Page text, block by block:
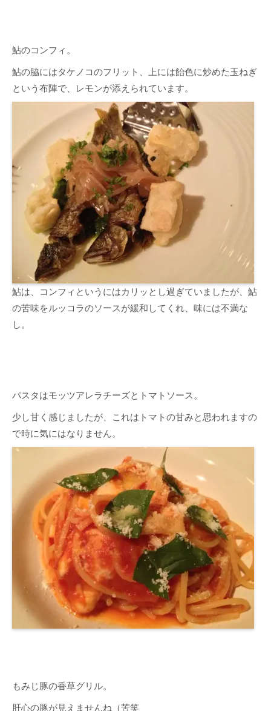
鮎のコンフィ。
鮎の脇にはタケノコのフリット、上には飴色に炒めた玉ねぎ
という布陣で、レモンが添えられています。
鮎は、コンフィというにはカリッとし過ぎていましたが、鮎
の苦味をルッコラのソースが緩和してくれ、味には不満な
し。
パスタはモッツアレラチーズとトマトソース。
少し甘く感じましたが、これはトマトの甘みと思われますの
で時に気にはなりません。
もみじ豚の香草グリル。
肝心の豚が見えませんね（苦笑